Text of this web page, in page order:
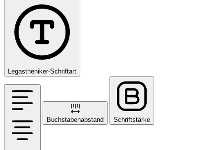
Legastheniker-Schriftart
Buchstabenabstand Schriftstärke